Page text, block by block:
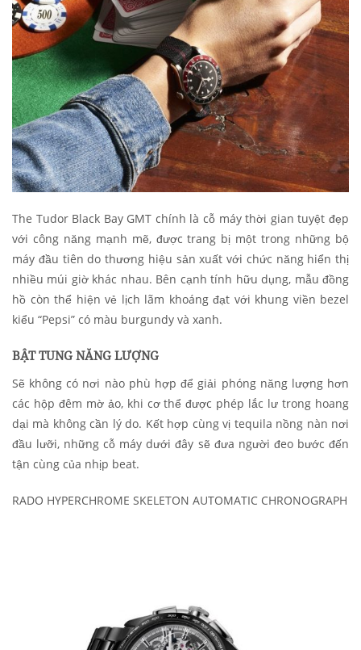
The Tudor Black Bay GMT chính là cỗ máy thời gian tuyệt đẹp
với công năng mạnh mẽ, được trang bị một trong những bộ
máy đầu tiên do thương hiệu sản xuất với chức năng hiển thị
nhiều múi giờ khác nhau. Bên cạnh tính hữu dụng, mẫu đồng
hồ còn thể hiện vẻ lịch lãm khoáng đạt với khung viền bezel
kiểu “Pepsi” có màu burgundy và xanh.
BẬT TUNG NĂNG LƯỢNG
Sẽ không có nơi nào phù hợp để giải phóng năng lượng hơn
các hộp đêm mờ ảo, khi cơ thể được phép lắc lư trong hoang
dại mà không cần lý do. Kết hợp cùng vị tequila nồng nàn nơi
đầu lưỡi, những cỗ máy dưới đây sẽ đưa người đeo bước đến
tận cùng của nhịp beat.
RADO HYPERCHROME SKELETON AUTOMATIC CHRONOGRAPH